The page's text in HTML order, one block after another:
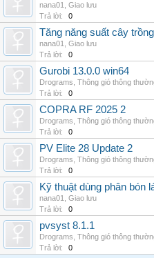
nana01
Giao lưu
Trả lời:
0
Tăng năng suất cây
nana01
Giao lưu
Trả lời:
0
Gurobi 13.0.0 win64
Drograms Thông gió thông
Trả lời:
0
COPRA RF 2025 2
Drograms Thông gió thông
Trả lời:
0
PV Elite 28 Update 2
Drograms Thông gió thông
Trả lời:
0
Kỹ thuật dùng phân bón
nana01
Giao lưu
Trả lời:
0
pvsyst 8.1.1
Drograms Thông gió thông
Trả lời:
0